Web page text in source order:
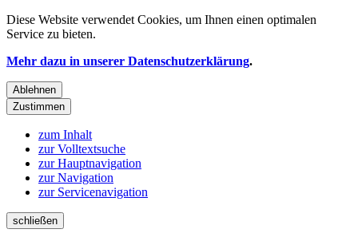
Diese Website verwendet Cookies, um Ihnen einen optimalen
Service zu bieten.
Mehr dazu in unserer Datenschutzerklärung.
Ablehnen
Zustimmen
zum Inhalt
zur Volltextsuche
zur Hauptnavigation
zur Navigation
zur Servicenavigation
schließen